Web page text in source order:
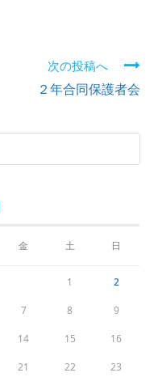
次の投稿へ
２年合同保護者会
金 土 日
1 2
7 8 9
14 15 16
21 22 23